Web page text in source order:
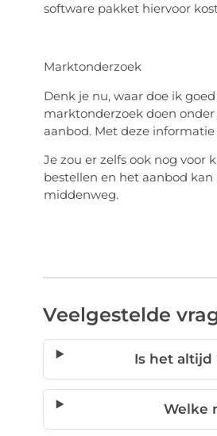
software pakket hiervoor
Marktonderzoek
Denk je nu, waar doe ik
marktonderzoek doen
aanbod. Met deze
Je zou er zelfs ook nog
bestellen en het aanbod
middenweg.
Veelgestelde
Is het altijd
Welke